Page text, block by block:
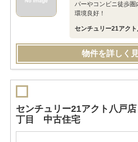
パーやコンビニ徒歩
環境良好！
センチュリー21アク
物件を詳しく
センチュリー21アクト八戸
丁目 中古住宅